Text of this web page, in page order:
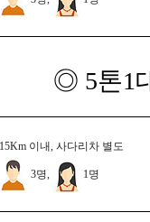
◎ 5톤1
이내, 사다리차 별도
3명, 1명